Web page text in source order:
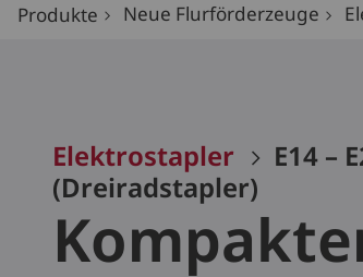
Produkte Neue Flurförderzeuge
Elektrostapler
E14 –
(Dreiradstapler)